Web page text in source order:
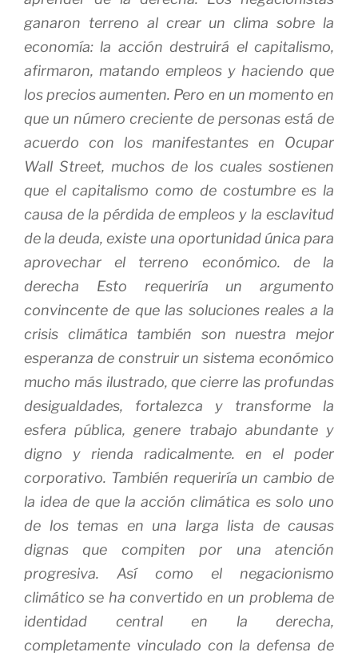
ganaron terreno al crear un clima sobre la
economía: la acción destruirá el capitalismo,
afirmaron, matando empleos y haciendo que
los precios aumenten. Pero en un momento en
que un número creciente de personas está de
acuerdo con los manifestantes en Ocupar
Wall Street, muchos de los cuales sostienen
que el capitalismo como de costumbre es la
causa de la pérdida de empleos y la esclavitud
de la deuda, existe una oportunidad única para
aprovechar el terreno económico. de la
derecha
Esto requeriría un argumento
convincente de que las soluciones reales a la
crisis climática también son nuestra mejor
esperanza de construir un sistema económico
mucho más ilustrado, que cierre las profundas
desigualdades, fortalezca y transforme la
esfera pública, genere trabajo abundante y
digno y rienda radicalmente. en el poder
corporativo. También requeriría un cambio de
la idea de que la acción climática es solo uno
de los temas en una larga lista de causas
dignas que compiten por una atención
progresiva.
Así como el negacionismo
climático se ha convertido en un problema de
identidad central en la derecha,
completamente vinculado con la defensa de